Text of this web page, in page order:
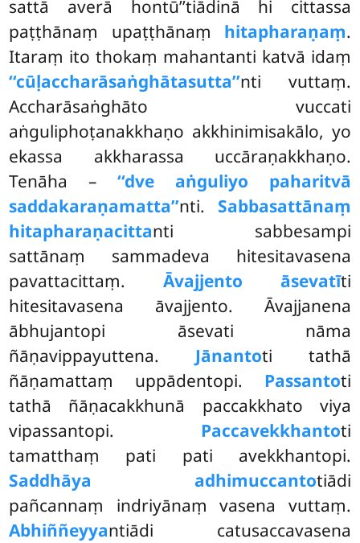
sattā averā hontū’’tiādinā hi cittassa
paṭṭhānaṃ upaṭṭhānaṃ hitapharaṇaṃ.
Itaraṃ ito thokaṃ mahantanti katvā idaṃ
‘‘cūḷaccharāsaṅghātasutta’’nti vuttaṃ.
Accharāsaṅghāto vuccati
aṅguliphoṭanakkhaṇo akkhinimisakālo, yo
ekassa akkharassa uccāraṇakkhaṇo.
Tenāha – ‘‘dve aṅguliyo paharitvā
saddakaraṇamatta’’nti. Sabbasattānaṃ
hitapharaṇacittanti sabbesampi
sattānaṃ sammadeva hitesitavasena
pavattacittaṃ. Āvajjento āsevatīti
hitesitavasena āvajjento. Āvajjanena
ābhujantopi āsevati nāma
ñāṇavippayuttena. Jānantoti tathā
ñāṇamattaṃ uppādentopi. Passantoti
tathā ñāṇacakkhunā paccakkhato viya
vipassantopi. Paccavekkhantoti
tamatthaṃ pati pati avekkhantopi.
Saddhāya adhimuccantotiādi
pañcannaṃ indriyānaṃ vasena vuttaṃ.
Abhiññeyyantiādi catusaccavasena